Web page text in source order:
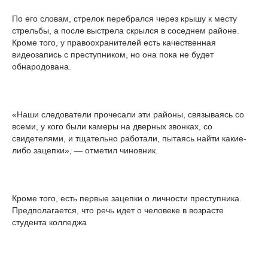
По его словам, стрелок перебрался через крышу к месту
стрельбы, а после выстрела скрылся в соседнем районе.
Кроме того, у правоохранителей есть качественная
видеозапись с преступником, но она пока не будет
обнародована.
«Наши следователи прочесали эти районы, связываясь со
всеми, у кого были камеры на дверных звонках, со
свидетелями, и тщательно работали, пытаясь найти какие-
либо зацепки», — отметил чиновник.
Кроме того, есть первые зацепки о личности преступника.
Предполагается, что речь идет о человеке в возрасте
студента колледжа